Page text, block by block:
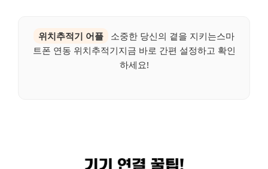
위치추적기 어플
소중한 당신의 곁을 지키는스마
트폰 연동 위치추적기지금 바로 간편 설정하고 확인
하세요!